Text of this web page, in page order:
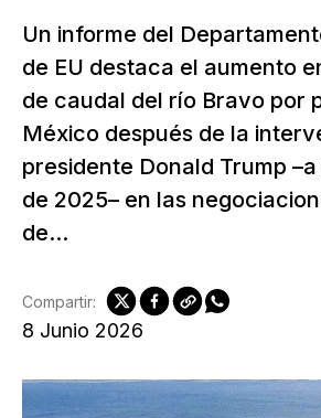
Un informe del
de EU destaca el aumento
de caudal del río Bravo por
México después de la
presidente Donald Trump
de 2025– en las
de...
8 Junio 2026
Compartir: